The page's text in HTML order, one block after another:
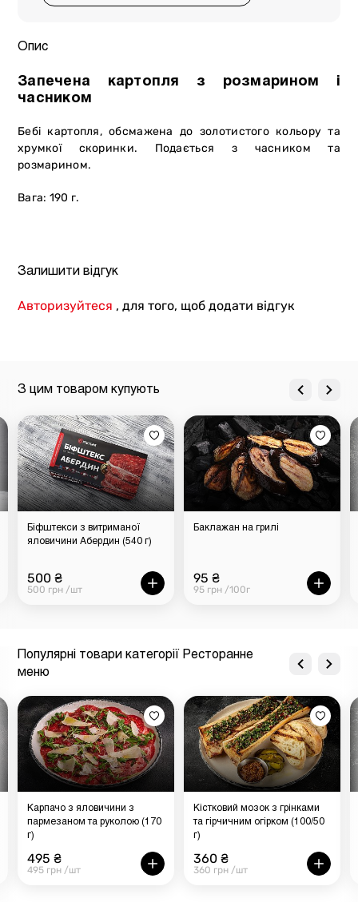
Опис
Запечена картопля з розмарином і
часником
Бебі картопля, обсмажена до золотистого кольору та
хрумкої скоринки. Подається з часником та
розмарином.
Вага: 190 г.
Залишити відгук
Авторизуйтеся , для того, щоб додати відгук
З цим товаром купують
Біфштекси з витриманої
яловичини Абердин (540 г)
500 ₴
500 грн /шт
Баклажан на грилі
95 ₴
95 грн /100г
Популярні товари категорії Ресторанне
меню
Карпачо з яловичини з
пармезаном та руколою (170
г)
495 ₴
495 грн /шт
Кістковий мозок з грінками
та гірчичним огірком (100/50
г)
360 ₴
360 грн /шт